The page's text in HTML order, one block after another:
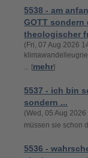
5538 - am
GOTT sondern
theologischer
(Fri, 07 Aug 2026
... [mehr]
5537 - ich bin
sondern ...
(Wed, 05 Aug
müssen sie schon
5536 -